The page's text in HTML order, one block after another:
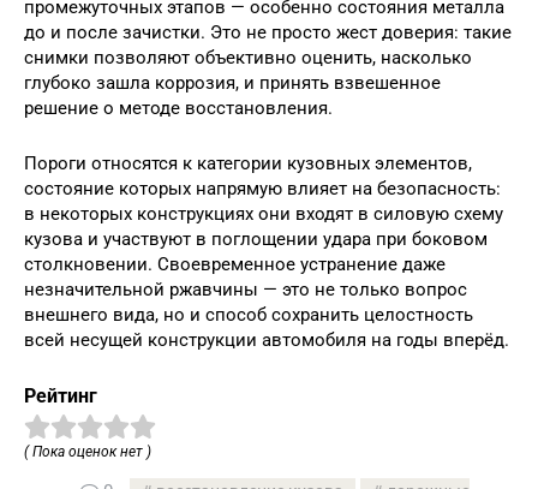
промежуточных этапов — особенно состояния металла
до и после зачистки. Это не просто жест доверия: такие
снимки позволяют объективно оценить, насколько
глубоко зашла коррозия, и принять взвешенное
решение о методе восстановления.
Пороги относятся к категории кузовных элементов,
состояние которых напрямую влияет на безопасность:
в некоторых конструкциях они входят в силовую схему
кузова и участвуют в поглощении удара при боковом
столкновении. Своевременное устранение даже
незначительной ржавчины — это не только вопрос
внешнего вида, но и способ сохранить целостность
всей несущей конструкции автомобиля на годы вперёд.
Рейтинг
( Пока оценок нет )